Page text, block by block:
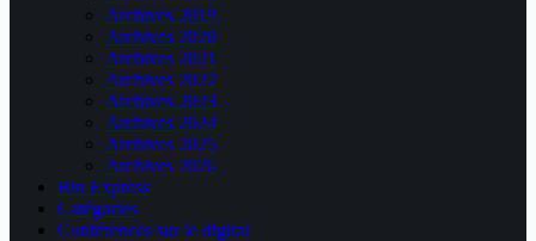
Archives 2019
Archives 2020
Archives 2021
Archives 2022
Archives 2023
Archives 2024
Archives 2025
Archives 2026
Bio Express
Catégories
Conférences sur le digital